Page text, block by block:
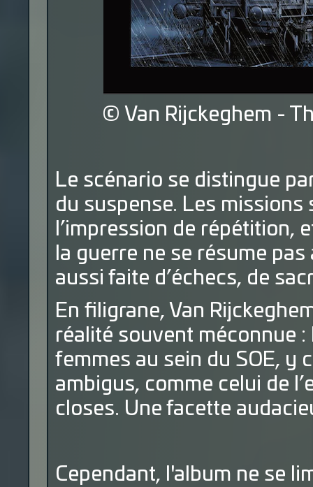
© Van Rijckeghem -
Le scénario se distingue
du suspense. Les missions
l’impression de répétition,
la guerre ne se résume
aussi faite d’échecs, de
En filigrane, Van
réalité souvent méconnue
femmes au sein du SOE, y
ambigus, comme celui de
closes. Une facette
Cependant, l'album ne se